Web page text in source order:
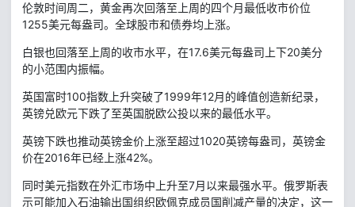
伦敦时间周二，黄金再次回落至上周的四个月最低收市价位
1255美元每盎司。全球股市和债券均上涨。
白银也回落至上周的收市水平，在17.6美元每盎司上下20美分
的小范围内振幅。
英国富时100指数上升突破了1999年12月的峰值创造新纪录，
英镑兑欧元下跌了至英国脱欧公投以来的最低水平。
英镑下跌也推动英镑金价上涨至超过1020英镑每盎司，英镑金
价在2016年已经上涨42%。
同时美元指数在外汇市场中上升至7月以来最强水平。俄罗斯表
示可能加入石油输出国组织欧佩克成员国削减产量的决定，这一